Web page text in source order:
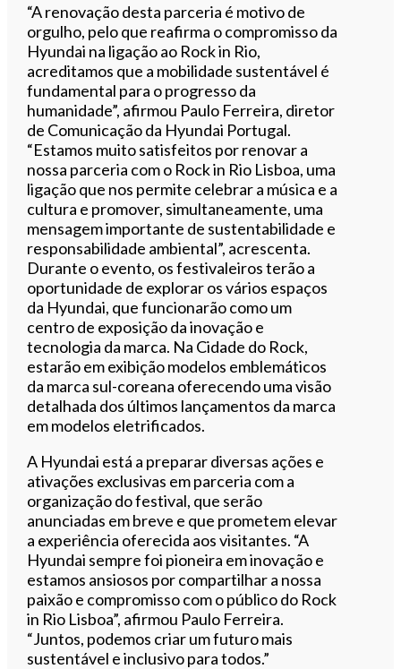
“A renovação desta parceria é motivo de
orgulho, pelo que reafirma o compromisso da
Hyundai na ligação ao Rock in Rio,
acreditamos que a mobilidade sustentável é
fundamental para o progresso da
humanidade”, afirmou Paulo Ferreira, diretor
de Comunicação da Hyundai Portugal.
“Estamos muito satisfeitos por renovar a
nossa parceria com o Rock in Rio Lisboa, uma
ligação que nos permite celebrar a música e a
cultura e promover, simultaneamente, uma
mensagem importante de sustentabilidade e
responsabilidade ambiental”, acrescenta.
Durante o evento, os festivaleiros terão a
oportunidade de explorar os vários espaços
da Hyundai, que funcionarão como um
centro de exposição da inovação e
tecnologia da marca. Na Cidade do Rock,
estarão em exibição modelos emblemáticos
da marca sul-coreana oferecendo uma visão
detalhada dos últimos lançamentos da marca
em modelos eletrificados.
A Hyundai está a preparar diversas ações e
ativações exclusivas em parceria com a
organização do festival, que serão
anunciadas em breve e que prometem elevar
a experiência oferecida aos visitantes. “A
Hyundai sempre foi pioneira em inovação e
estamos ansiosos por compartilhar a nossa
paixão e compromisso com o público do Rock
in Rio Lisboa”, afirmou Paulo Ferreira.
“Juntos, podemos criar um futuro mais
sustentável e inclusivo para todos.”